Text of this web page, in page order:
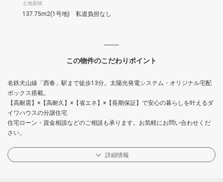
土地面積
137.75m2(1号地) 私道負担なし
この物件のこだわりポイント
名鉄犬山線「西春」駅まで徒歩13分。太陽光発電システム・オリジナル宅配
ボックス搭載。
【高耐震】×【高耐久】×【省エネ】×【長期保証】で安心の暮らしを叶えるダ
イワハウスの分譲住宅
住宅ローン・資金相談などのご相談も承ります。お気軽にお問い合わせくだ
さい。
詳細情報